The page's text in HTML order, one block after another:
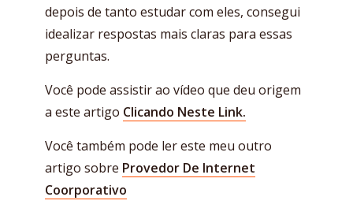
depois de tanto estudar com eles, consegui
idealizar respostas mais claras para essas
perguntas.
Você pode assistir ao vídeo que deu origem
a este artigo Clicando Neste Link.
Você também pode ler este meu outro
artigo sobre Provedor De Internet
Coorporativo